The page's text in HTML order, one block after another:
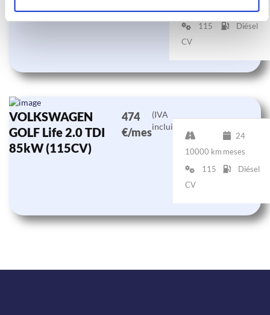
km
meses
115
CV
Diésel
VOLKSWAGEN
GOLF Life 2.0 TDI
85kW (115CV)
474
€/mes
(IVA
incluido)
10000 km
24
meses
115
CV
Diésel